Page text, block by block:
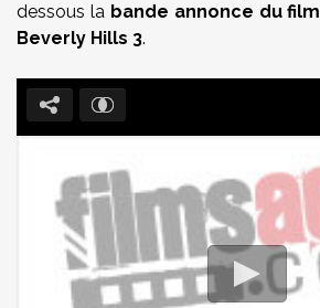
dessous la bande annonce du film
Beverly Hills 3.